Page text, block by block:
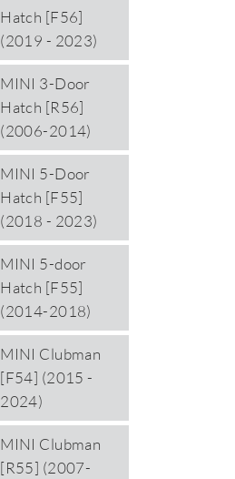
Hatch [F56]
(2019 - 2023)
MINI 3-Door
Hatch [R56]
(2006-2014)
MINI 5-Door
Hatch [F55]
(2018 - 2023)
MINI 5-door
Hatch [F55]
(2014-2018)
MINI Clubman
[F54] (2015 -
2024)
MINI Clubman
[R55] (2007-